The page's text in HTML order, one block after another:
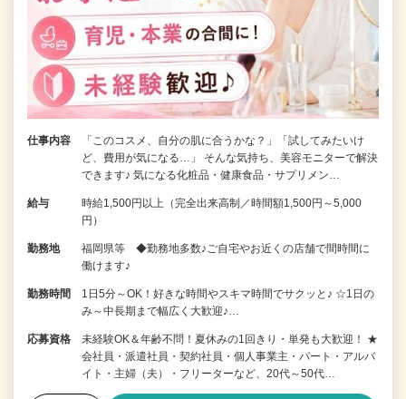
仕事内容
「このコスメ、自分の肌に合うかな？」「試してみたいけ
ど、費用が気になる…」 そんな気持ち、美容モニターで解決
できます♪ 気になる化粧品・健康食品・サプリメン…
給与
時給1,500円以上（完全出来高制／時間額1,500円～5,000
円）
勤務地
福岡県等 ◆勤務地多数♪ご自宅やお近くの店舗で間時間に
働けます♪
勤務時間
1日5分～OK！好きな時間やスキマ時間でサクッと♪ ☆1日の
み～中長期まで幅広く大歓迎♪…
応募資格
未経験OK＆年齢不問！夏休みの1回きり・単発も大歓迎！ ★
会社員・派遣社員・契約社員・個人事業主・パート・アルバ
イト・主婦（夫）・フリーターなど、20代～50代…